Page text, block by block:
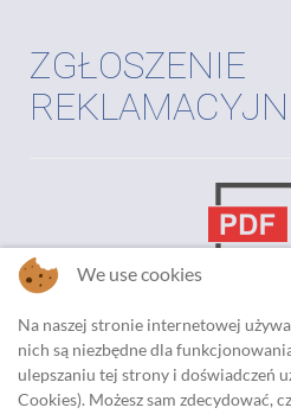
ZGŁOSZENIE
do
We use cookies
Na naszej stronie internetowej
nich są niezbędne dla
ulepszaniu tej strony i doświadczeń
Cookies). Możesz sam zdecydować,